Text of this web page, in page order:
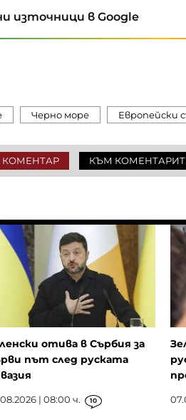
източници в Google
Черно море Европейски
КЪМ
отива в Сърбия за
път след руската
| 08:00 ч. 10